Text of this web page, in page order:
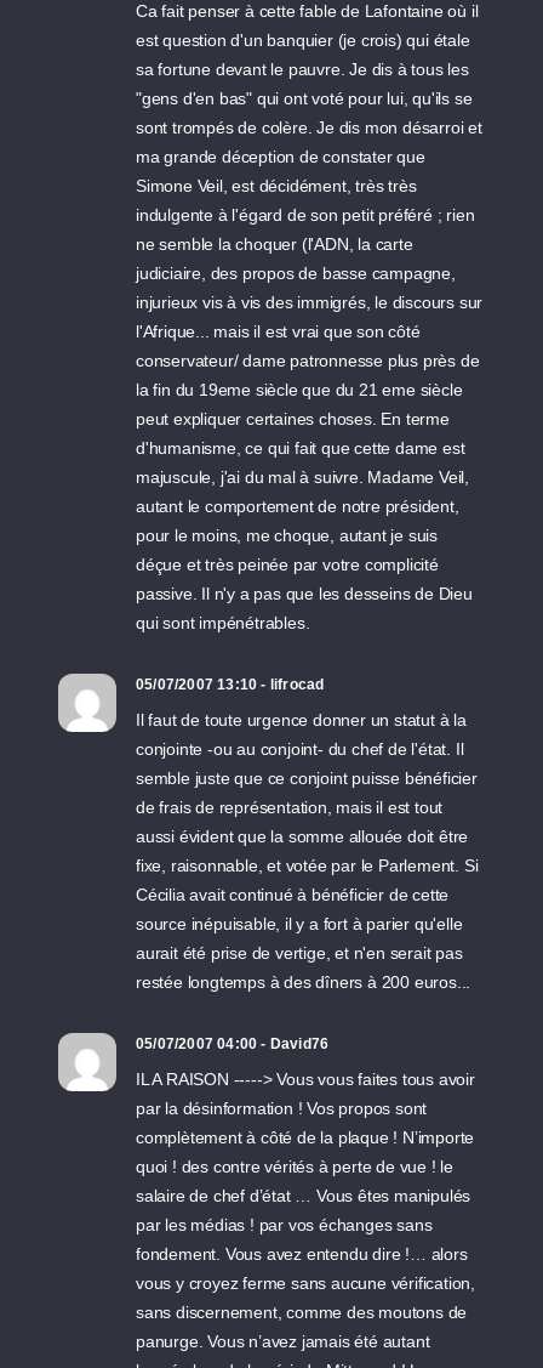
Ca fait penser à cette fable de Lafontaine où il
est question d'un banquier (je crois) qui étale
sa fortune devant le pauvre. Je dis à tous les
"gens d'en bas" qui ont voté pour lui, qu'ils se
sont trompés de colère. Je dis mon désarroi et
ma grande déception de constater que
Simone Veil, est décidément, très très
indulgente à l'égard de son petit préféré ; rien
ne semble la choquer (l'ADN, la carte
judiciaire, des propos de basse campagne,
injurieux vis à vis des immigrés, le discours sur
l'Afrique... mais il est vrai que son côté
conservateur/ dame patronnesse plus près de
la fin du 19eme siècle que du 21 eme siècle
peut expliquer certaines choses. En terme
d'humanisme, ce qui fait que cette dame est
majuscule, j'ai du mal à suivre. Madame Veil,
autant le comportement de notre président,
pour le moins, me choque, autant je suis
déçue et très peinée par votre complicité
passive. Il n'y a pas que les desseins de Dieu
qui sont impénétrables.
05/07/2007 13:10 - lifrocad
Il faut de toute urgence donner un statut à la
conjointe -ou au conjoint- du chef de l'état. Il
semble juste que ce conjoint puisse bénéficier
de frais de représentation, mais il est tout
aussi évident que la somme allouée doit être
fixe, raisonnable, et votée par le Parlement. Si
Cécilia avait continué à bénéficier de cette
source inépuisable, il y a fort à parier qu'elle
aurait été prise de vertige, et n'en serait pas
restée longtemps à des dîners à 200 euros...
05/07/2007 04:00 - David76
IL A RAISON -----> Vous vous faites tous avoir
par la désinformation ! Vos propos sont
complètement à côté de la plaque ! N’importe
quoi ! des contre vérités à perte de vue ! le
salaire de chef d’état … Vous êtes manipulés
par les médias ! par vos échanges sans
fondement. Vous avez entendu dire !… alors
vous y croyez ferme sans aucune vérification,
sans discernement, comme des moutons de
panurge. Vous n’avez jamais été autant